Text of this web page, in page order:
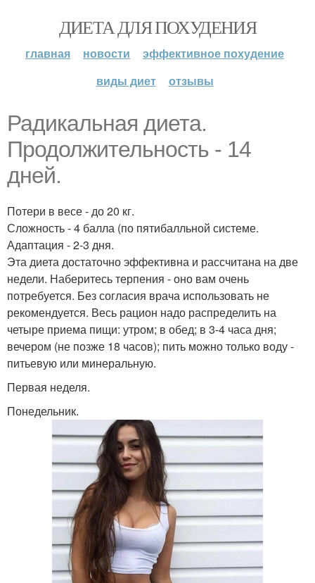
ДИЕТА ДЛЯ ПОХУДЕНИЯ
главная новости
эффективное похудение
виды диет
отзывы
Радикальная диета.
Продолжительность - 14
дней.
Потери в весе - до 20 кг.
Сложность - 4 балла (по пятибалльной системе.
Адаптация - 2-3 дня.
Эта диета достаточно эффективна и рассчитана на две
недели. Наберитесь терпения - оно вам очень
потребуется. Без согласия врача использовать не
рекомендуется. Весь рацион надо распределить на
четыре приема пищи: утром; в обед; в 3-4 часа дня;
вечером (не позже 18 часов); пить можно только воду -
питьевую или минеральную.
Первая неделя.
Понедельник.